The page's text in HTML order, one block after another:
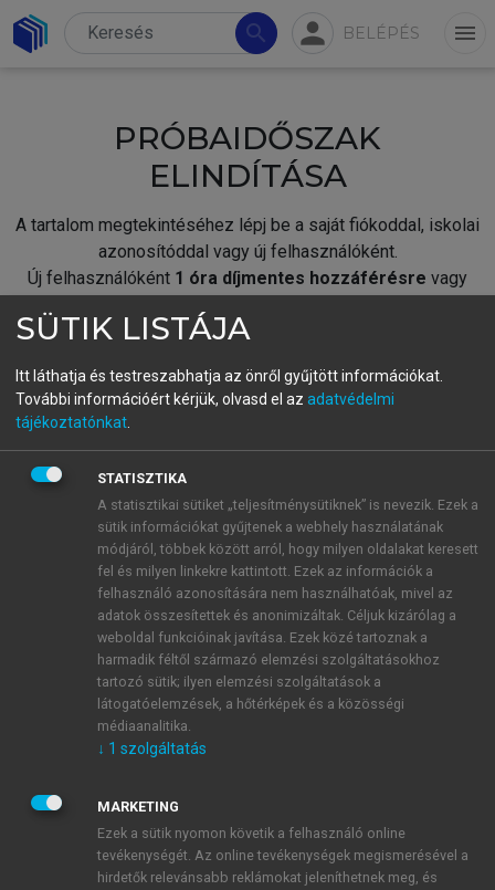
search person BELÉPÉS menu
PRÓBAIDŐSZAK
ELINDÍTÁSA
A tartalom megtekintéséhez lépj be a saját fiókoddal, iskolai
azonosítóddal vagy új felhasználóként.
Új felhasználóként 1 óra díjmentes hozzáférésre vagy
fiókoddal,vagy hozz létre új fiókot.
A regisztráció után apróbaidőszakautomatikusan
BELÉPÉS SAJÁT FIÓKKAL
ÚJ FIÓK LÉTREHOZÁSA
1 óra díjmentes hozzáférés
E-MAIL-CÍM
JELSZÓ
JELSZÓ ÚJRA
SÜTIK LISTÁJA
Itt láthatja és testreszabhatja az önről gyűjtött információkat.
További információért kérjük, olvasd el az adatvédelmi
tájékoztatónkat
STATISZTIKA
A statisztikai sütiket „teljesítménysütiknek” is nevezik. Ezek a
sütik információkat gyűjtenek a webhely használatának
módjáról, többek között arról, hogy milyen oldalakat keresett
fel és milyen linkekre kattintott. Ezek az információk a
felhasználó azonosítására nem használhatóak, mivel az
adatok összesítettek és anonimizáltak. Céljuk kizárólag a
weboldal funkcióinak javítása. Ezek közé tartoznak a
harmadik féltől származó elemzési szolgáltatásokhoz
tartozó sütik; ilyen elemzési szolgáltatások a
látogatóelemzések, a hőtérképek és a közösségi
médiaanalitika.
↓ 1 szolgáltatás
MARKETING
Ezek a sütik nyomon követik a felhasználó online
tevékenységét. Az online tevékenységek megismerésével a
hirdetők relevánsabb reklámokat jeleníthetnek meg, és